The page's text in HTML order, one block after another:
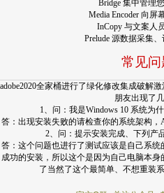
Bridge 集中管理
Media Encoder 向屏
InCopy 与文案人
Prelude 源数据采集
常见问
adobe2020全家桶进行了绿化修改集成破解
朋友出现了
1、问：我是Windows 10 系统为
答：出现安装失败的请检查你的系统架构，
2、问：提示安装完成、下列产
答：这个问题也进行了测试应该是自己系
成功的安装，所以这个是因为自己电脑本身
了当然了这个最简单、不想重装